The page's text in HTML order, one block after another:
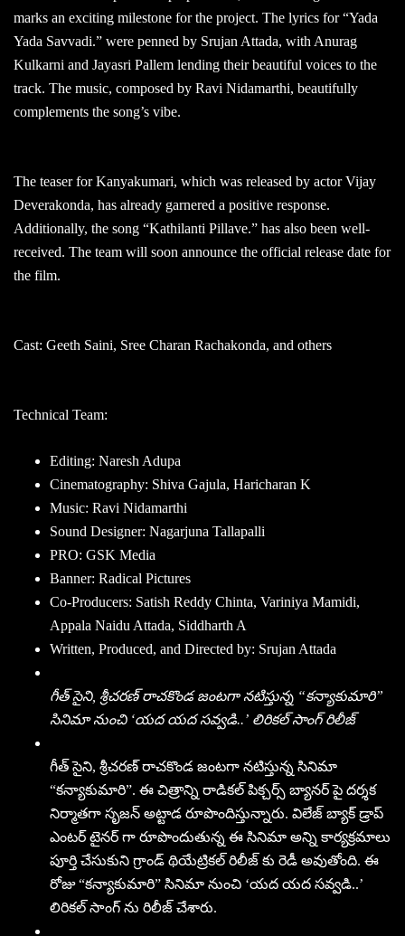
marks an exciting milestone for the project. The lyrics for “Yada
Yada Savvadi.” were penned by Srujan Attada, with Anurag
Kulkarni and Jayasri Pallem lending their beautiful voices to the
track. The music, composed by Ravi Nidamarthi, beautifully
complements the song’s vibe.
The teaser for Kanyakumari, which was released by actor Vijay
Deverakonda, has already garnered a positive response.
Additionally, the song “Kathilanti Pillave.” has also been well-
received. The team will soon announce the official release date for
the film.
Cast: Geeth Saini, Sree Charan Rachakonda, and others
Technical Team:
Editing: Naresh Adupa
Cinematography: Shiva Gajula, Haricharan K
Music: Ravi Nidamarthi
Sound Designer: Nagarjuna Tallapalli
PRO: GSK Media
Banner: Radical Pictures
Co-Producers: Satish Reddy Chinta, Variniya Mamidi,
Appala Naidu Attada, Siddharth A
Written, Produced, and Directed by: Srujan Attada
గీత్ సైని, శ్రీచరణ్ రాచకొండ జంటగా నటిస్తున్న “కన్యాకుమారి”
సినిమా నుంచి ‘యద యద సవ్వడి..’ లిరికల్ సాంగ్ రిలీజ్
గీత్ సైని, శ్రీచరణ్ రాచకొండ జంటగా నటిస్తున్న సినిమా
“కన్యాకుమారి”. ఈ చిత్రాన్ని రాడికల్ పిక్చర్స్ బ్యానర్ పై దర్శక
నిర్మాతగా సృజన్ అట్టాడ రూపొందిస్తున్నారు. విలేజ్ బ్యాక్ డ్రాప్
ఎంటర్ టైనర్ గా రూపొందుతున్న ఈ సినిమా అన్ని కార్యక్రమాలు
పూర్తి చేసుకుని గ్రాండ్ థియేట్రికల్ రిలీజ్ కు రెడీ అవుతోంది. ఈ
రోజు “కన్యాకుమారి” సినిమా నుంచి ‘యద యద సవ్వడి..’
లిరికల్ సాంగ్ ను రిలీజ్ చేశారు.